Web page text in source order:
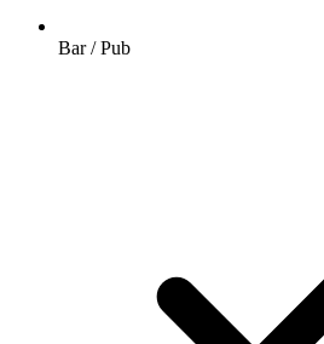
Bar / Pub